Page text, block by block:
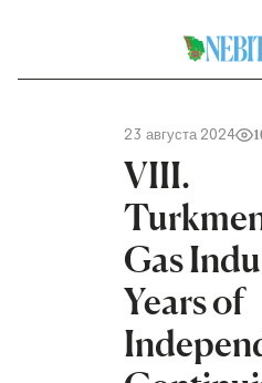
23 августа 2024
VIII.
Gas
Years of